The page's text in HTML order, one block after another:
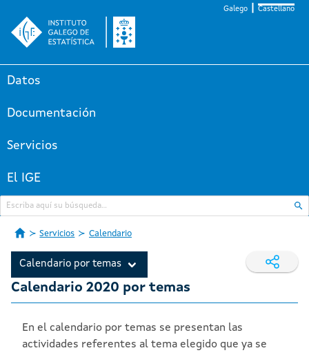
Galego Castellano
Datos
Documentación
Servicios
El IGE
Servicios Calendario
Calendario por temas
Calendario 2020 por temas
En el calendario por temas se presentan las
actividades referentes al tema elegido que ya se